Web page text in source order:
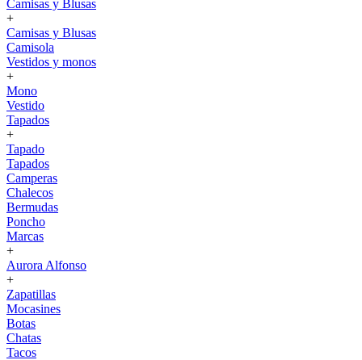
Camisas y Blusas
+
Camisas y Blusas
Camisola
Vestidos y monos
+
Mono
Vestido
Tapados
+
Tapado
Tapados
Camperas
Chalecos
Bermudas
Poncho
Marcas
+
Aurora Alfonso
+
Zapatillas
Mocasines
Botas
Chatas
Tacos